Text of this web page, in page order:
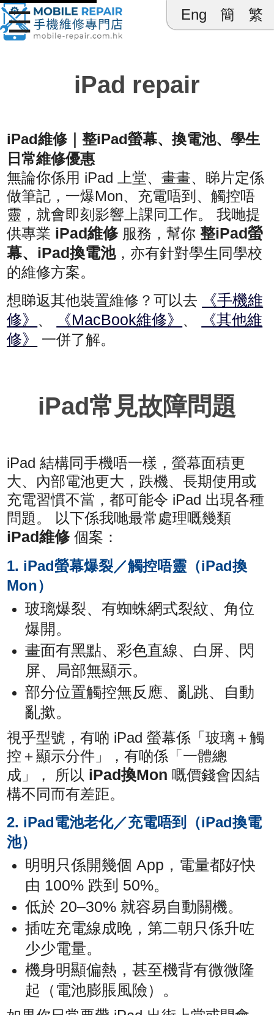
Eng 簡 繁
☰
iPad repair
iPad維修｜整iPad螢幕、換電池、學生
日常維修優惠
無論你係用 iPad 上堂、畫畫、睇片定係
做筆記，一爆Mon、充電唔到、觸控唔
靈，就會即刻影響上課同工作。 我哋提
供專業 iPad維修服務，幫你整iPad螢
幕、iPad換電池，亦有針對學生同學校
的維修方案。
想睇返其他裝置維修？可以去
《手機維
修》 、 《MacBook維修》 、
《其他維
修》
一併了解。
iPad常見故障問題
iPad 結構同手機唔一樣，螢幕面積更
大、內部電池更大，跌機、長期使用或
充電習慣不當，都可能令 iPad 出現各種
問題。 以下係我哋最常處理嘅幾類
iPad維修個案：
1. iPad螢幕爆裂／觸控唔靈（iPad換
Mon）
玻璃爆裂、有蜘蛛網式裂紋、角位
爆開。
畫面有黑點、彩色直線、白屏、閃
屏、局部無顯示。
部分位置觸控無反應、亂跳、自動
亂撳。
視乎型號，有啲 iPad 螢幕係「玻璃＋觸
控＋顯示分件」，有啲係「一體總
成」， 所以 iPad換Mon 嘅價錢會因結
構不同而有差距。
2. iPad電池老化／充電唔到（iPad換電
池）
明明只係開幾個 App，電量都好快
由 100% 跌到 50%。
低於 20–30% 就容易自動關機。
插咗充電線成晚，第二朝只係升咗
少少電量。
機身明顯偏熱，甚至機背有微微隆
起（電池膨脹風險）。